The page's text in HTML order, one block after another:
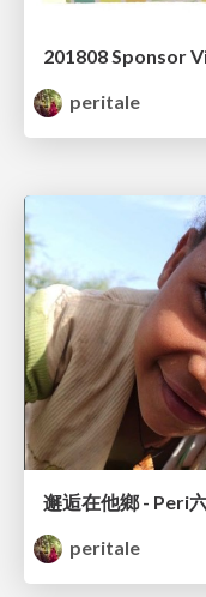
201808 Sponsor
peritale
邂逅在他鄉 - Peri
peritale